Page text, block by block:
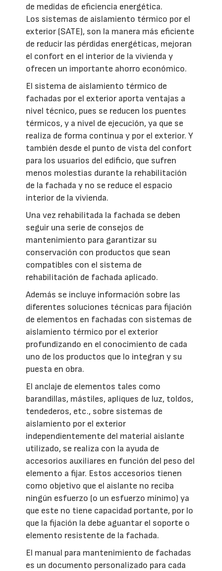
de medidas de eficiencia energética.
Los sistemas de aislamiento térmico por el
exterior (SATE), son la manera más eficiente
de reducir las pérdidas energéticas, mejoran
el confort en el interior de la vivienda y
ofrecen un importante ahorro económico.
El sistema de aislamiento térmico de
fachadas por el exterior aporta ventajas a
nivel técnico, pues se reducen los puentes
térmicos, y a nivel de ejecución, ya que se
realiza de forma continua y por el exterior. Y
también desde el punto de vista del confort
para los usuarios del edificio, que sufren
menos molestias durante la rehabilitación
de la fachada y no se reduce el espacio
interior de la vivienda.
Una vez rehabilitada la fachada se deben
seguir una serie de consejos de
mantenimiento para garantizar su
conservación con productos que sean
compatibles con el sistema de
rehabilitación de fachada aplicado.
Además se incluye información sobre las
diferentes soluciones técnicas para fijación
de elementos en fachadas con sistemas de
aislamiento térmico por el exterior
profundizando en el conocimiento de cada
uno de los productos que lo integran y su
puesta en obra.
El anclaje de elementos tales como
barandillas, mástiles, apliques de luz, toldos,
tendederos, etc., sobre sistemas de
aislamiento por el exterior
independientemente del material aislante
utilizado, se realiza con la ayuda de
accesorios auxiliares en función del peso del
elemento a fijar. Estos accesorios tienen
como objetivo que el aislante no reciba
ningún esfuerzo (o un esfuerzo mínimo) ya
que este no tiene capacidad portante, por lo
que la fijación la debe aguantar el soporte o
elemento resistente de la fachada.
El manual para mantenimiento de fachadas
es un documento personalizado para cada